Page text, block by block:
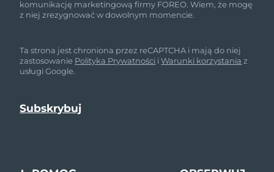
komunikację marketingową firmy FOREO. Wiem, że mogę
z niej zrezygnować w dowolnym momencie.
Ta strona jest chroniona przez reCAPTCHA i mają do niej
zastosowanie Polityka Prywatności iWarunki korzystania z
usługi Google.